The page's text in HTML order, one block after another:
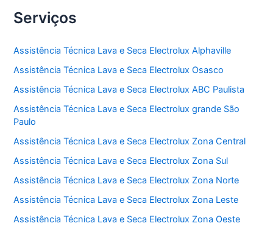
Serviços
Assistência Técnica Lava e Seca Electrolux Alphaville
Assistência Técnica Lava e Seca Electrolux Osasco
Assistência Técnica Lava e Seca Electrolux ABC Paulista
Assistência Técnica Lava e Seca Electrolux grande São
Paulo
Assistência Técnica Lava e Seca Electrolux Zona Central
Assistência Técnica Lava e Seca Electrolux Zona Sul
Assistência Técnica Lava e Seca Electrolux Zona Norte
Assistência Técnica Lava e Seca Electrolux Zona Leste
Assistência Técnica Lava e Seca Electrolux Zona Oeste